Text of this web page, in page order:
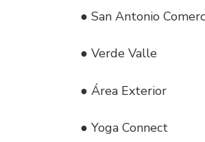
● San Antonio
● Verde Valle
● Área Exterior
● Yoga Connect